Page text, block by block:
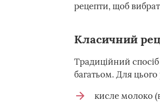
рецепти, щоб
Класичний
Традиційний
багатьом. Для
кисле молоко